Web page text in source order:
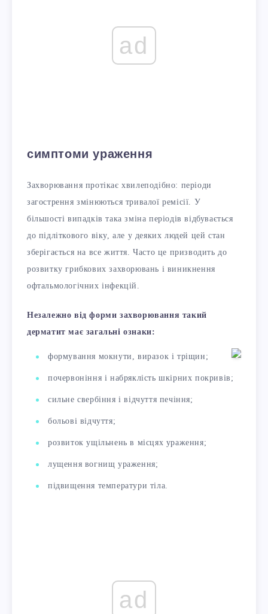
ad
симптоми ураження
Захворювання протікає хвилеподібно: періоди
загострення змінюються тривалої ремісії. У
більшості випадків така зміна періодів відбувається
до підліткового віку, але у деяких людей цей стан
зберігається на все життя. Часто це призводить до
розвитку грибкових захворювань і виникнення
офтальмологічних інфекцій.
Незалежно від форми захворювання такий
дерматит має загальні ознаки:
формування мокнути, виразок і тріщин;
почервоніння і набряклість шкірних покривів;
сильне свербіння і відчуття печіння;
больові відчуття;
розвиток ущільнень в місцях ураження;
лущення вогнищ ураження;
підвищення температури тіла.
ad